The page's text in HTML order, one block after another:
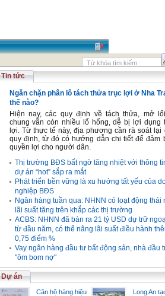
Tin tức
Ngăn chặn phân lô tách thửa trục lợi ở Nha
thế nào?
Hiện nay, các quy định về tách thửa, mở
chung vẫn còn nhiều lổ hổng, dễ bị lợi dụng
lợi. Từ thực tế này, địa phương cần rà soát lại
quy định, từ đó có hướng dẫn chi tiết để đảm
quyền lợi cho người dân.
Thị trường BĐS bất ngờ tăng nhiệt với thông
dự án “hot” sắp ra mắt
Phát triển bền vững là xu hướng tất yếu của
nghiệp BĐS
Ngân hàng tuần qua: NHNN có loạt động thái
lãi suất tăng trên khắp các thị trường
ACBS: NHNN đã bán ra 21 tỷ USD dự trữ
từ đầu năm, có thể nâng lãi suất điều hành
0,75 điểm %
Vay ngân hàng đầu tư bất động sản, nhà đầu
"ôm bom nợ"
Dự án
Căn hộ hàng hiệu
Long An